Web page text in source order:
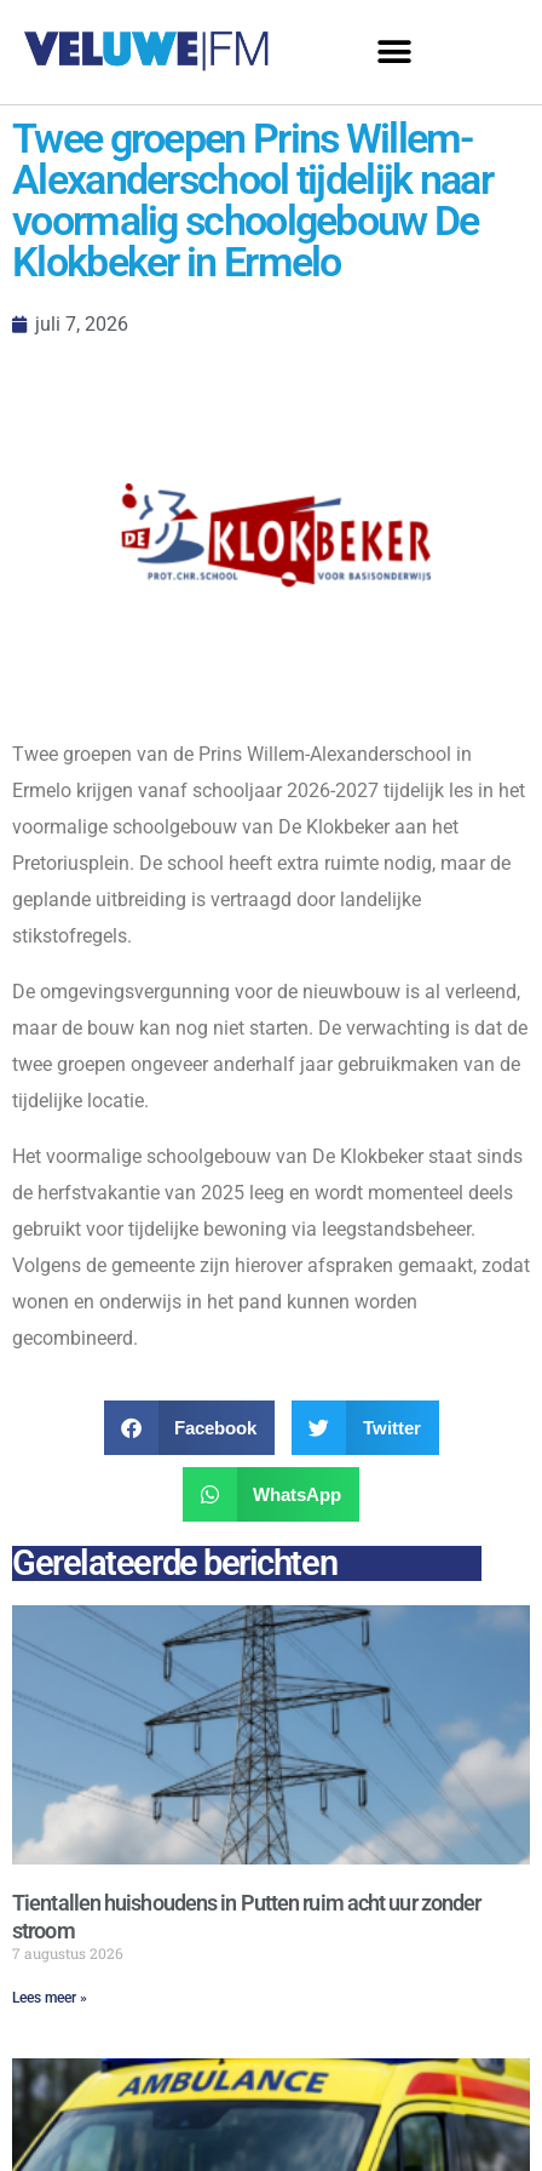
Twee groepen Prins Willem-
Alexanderschool tijdelijk naar
voormalig schoolgebouw De
Klokbeker in Ermelo
juli 7, 2026
Twee groepen van de Prins Willem-Alexanderschool in
Ermelo krijgen vanaf schooljaar 2026-2027 tijdelijk les in het
voormalige schoolgebouw van De Klokbeker aan het
Pretoriusplein. De school heeft extra ruimte nodig, maar de
geplande uitbreiding is vertraagd door landelijke
stikstofregels.
De omgevingsvergunning voor de nieuwbouw is al verleend,
maar de bouw kan nog niet starten. De verwachting is dat de
twee groepen ongeveer anderhalf jaar gebruikmaken van de
tijdelijke locatie.
Het voormalige schoolgebouw van De Klokbeker staat sinds
de herfstvakantie van 2025 leeg en wordt momenteel deels
gebruikt voor tijdelijke bewoning via leegstandsbeheer.
Volgens de gemeente zijn hierover afspraken gemaakt, zodat
wonen en onderwijs in het pand kunnen worden
gecombineerd.
Facebook Twitter
WhatsApp
Gerelateerde berichten
Tientallen huishoudens in Putten ruim acht uur zonder
stroom
7 augustus 2026
Lees meer »